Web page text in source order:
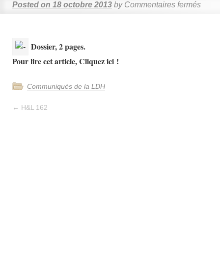
Posted on 18 octobre 2013 by Commentaires fermés
Dossier, 2 pages.
Pour lire cet article, Cliquez ici !
Communiqués de la LDH
← H&L 162